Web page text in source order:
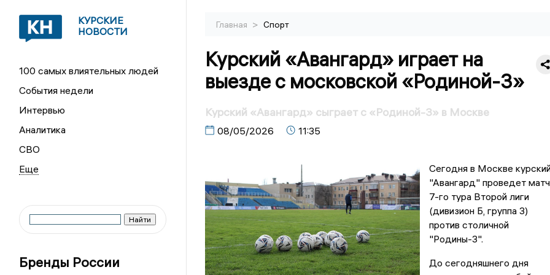
КУРСКИЕ
НОВОСТИ
100 самых влиятельных людей
События недели
Интервью
Аналитика
СВО
Бренды России
Главная > Спорт
Курский «Авангард» играет на
выезде с московской «Родиной-3»
Курский «Авангард» сыграет с «Родиной-3» в Москве
08/05/2026 11:35
Сегодня в Москве
"Авангард" проведет матч
7-го тура Второй лиги
(дивизион Б, группа 3)
против столичной
"Родины-3".
До сегодняшнего дня